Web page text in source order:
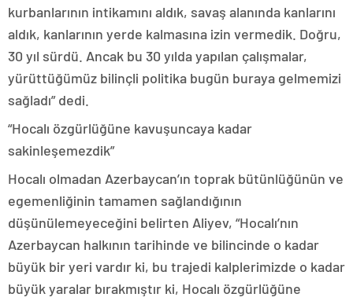
kurbanlarının intikamını aldık, savaş alanında kanlarını
aldık, kanlarının yerde kalmasına izin vermedik. Doğru,
30 yıl sürdü. Ancak bu 30 yılda yapılan çalışmalar,
yürüttüğümüz bilinçli politika bugün buraya gelmemizi
sağladı” dedi.
“Hocalı özgürlüğüne kavuşuncaya kadar
sakinleşemezdik”
Hocalı olmadan Azerbaycan’ın toprak bütünlüğünün ve
egemenliğinin tamamen sağlandığının
düşünülemeyeceğini belirten Aliyev, “Hocalı’nın
Azerbaycan halkının tarihinde ve bilincinde o kadar
büyük bir yeri vardır ki, bu trajedi kalplerimizde o kadar
büyük yaralar bırakmıştır ki, Hocalı özgürlüğüne